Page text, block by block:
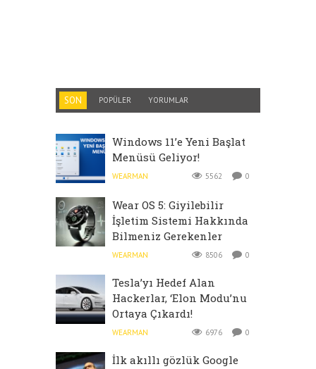
SON POPÜLER YORUMLAR
Windows 11’e Yeni Başlat
Menüsü Geliyor!
WEARMAN 5562 0
Wear OS 5: Giyilebilir
İşletim Sistemi Hakkında
Bilmeniz Gerekenler
WEARMAN 8506 0
Tesla’yı Hedef Alan
Hackerlar, ‘Elon Modu’nu
Ortaya Çıkardı!
WEARMAN 6976 0
İlk akıllı gözlük Google